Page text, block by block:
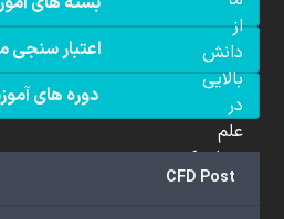
اعتبار سنجی
دوره های
CFD Post
از
دانش
بالایی
در
علم
دینامیک
سیالات